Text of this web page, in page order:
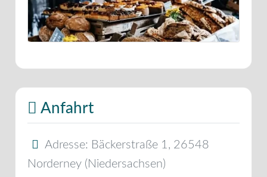
Anfahrt
Adresse: Bäckerstraße 1 , 26548
Norderney ( Niedersachsen)